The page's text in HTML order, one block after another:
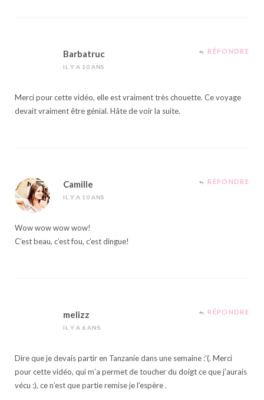
Barbatruc
IL Y A 10 ANS
RÉPONDRE
Merci pour cette vidéo, elle est vraiment très chouette. Ce voyage
devait vraiment être génial. Hâte de voir la suite.
Camille
IL Y A 10 ANS
RÉPONDRE
Wow wow wow wow!
C’est beau, c’est fou, c’est dingue!
melizz
IL Y A 6 ANS
RÉPONDRE
Dire que je devais partir en Tanzanie dans une semaine :'(. Merci
pour cette vidéo, qui m’a permet de toucher du doigt ce que j’aurais
vécu :), ce n’est que partie remise je l’espère .